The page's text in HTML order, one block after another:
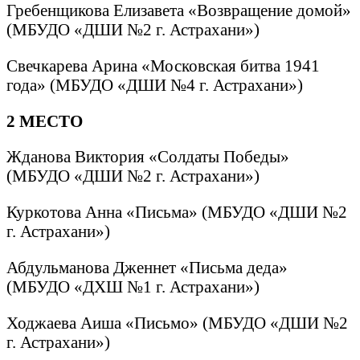
Гребенщикова Елизавета «Возвращение домой»
(МБУДО «ДШИ №2 г. Астрахани»)
Свечкарева Арина «Московская битва 1941
года» (МБУДО «ДШИ №4 г. Астрахани»)
2 МЕСТО
Жданова Виктория «Солдаты Победы»
(МБУДО «ДШИ №2 г. Астрахани»)
Куркотова Анна «Письма» (МБУДО «ДШИ №2
г. Астрахани»)
Абдульманова Дженнет «Письма деда»
(МБУДО «ДХШ №1 г. Астрахани»)
Ходжаева Аиша «Письмо» (МБУДО «ДШИ №2
г. Астрахани»)